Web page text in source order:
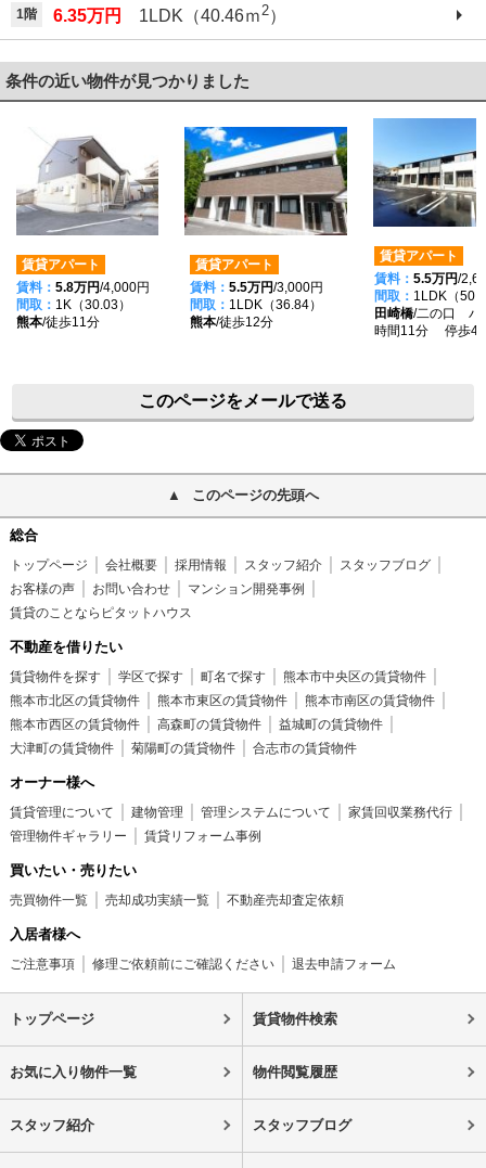
1階 6.35万円 1LDK（40.46ｍ2）
条件の近い物件が見つかりました
賃貸アパート
賃料： 5.8万円/4,000円
間取： 1K（30.03）
熊本/徒歩11分
賃貸アパート
賃料： 5.5万円/3,000円
間取： 1LDK（36.84）
熊本/徒歩12分
賃貸アパート
賃料： 5.5万円/
間取： 1LDK（
田崎橋/二の口 バ
時間11分 停歩4
このページをメールで送る
このページの先頭へ
総合
トップページ 会社概要 採用情報 スタッフ紹介
スタッフブログ
お客様の声
お問い合わせ
マンション開発事例
賃貸のことならピタットハウス
不動産を借りたい
賃貸物件を探す 学区で探す 町名で探す
熊本市中央区の賃貸物件
熊本市北区の賃貸物件
熊本市東区の賃貸物件
熊本市南区の賃貸物件
熊本市西区の賃貸物件
高森町の賃貸物件
益城町の賃貸物件
大津町の賃貸物件
菊陽町の賃貸物件 合志市の賃貸物件
オーナー様へ
賃貸管理について 建物管理 管理システムについて
家賃回収業務代行
管理物件ギャラリー
賃貸リフォーム事例
買いたい・売りたい
売買物件一覧 売却成功実績一覧 不動産売却査定依頼
入居者様へ
ご注意事項 修理ご依頼前にご確認ください 退去申請フォーム
トップページ 賃貸物件検索
お気に入り物件一覧 物件閲覧履歴
スタッフ紹介 スタッフブログ